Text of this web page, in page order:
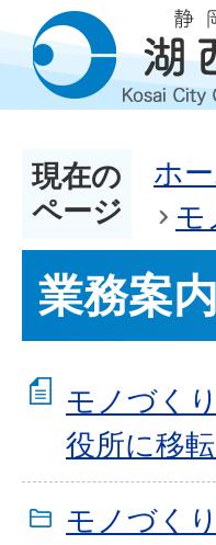
現在の
ページ
ホ
モ
業務案内
モノづく
役所に移
モノづく